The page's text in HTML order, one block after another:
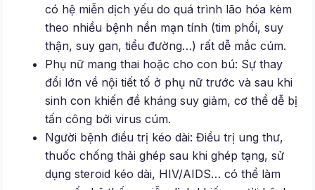
có hệ miễn dịch yếu do quá trình lão hóa kèm
theo nhiều bệnh nền mạn tính (tim phổi, suy
thận, suy gan, tiểu đường…) rất dễ mắc cúm.
Phụ nữ mang thai hoặc cho con bú: Sự thay
đổi lớn về nội tiết tố ở phụ nữ trước và sau khi
sinh con khiến đề kháng suy giảm, cơ thể dễ bị
tấn công bởi virus cúm.
Người bệnh điều trị kéo dài: Điều trị ung thư,
thuốc chống thải ghép sau khi ghép tạng, sử
dụng steroid kéo dài, HIV/AIDS… có thể làm